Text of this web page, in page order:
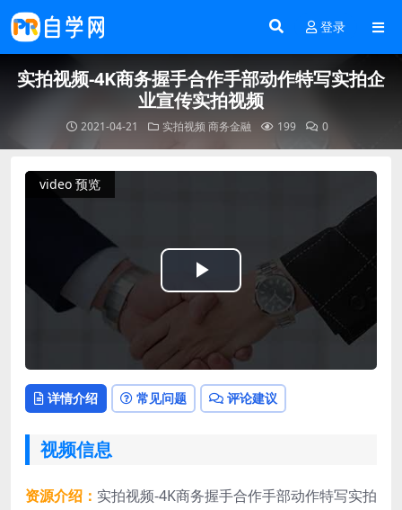
登录
实拍视频-4K商务握手合作手部动作特写实拍企
业宣传实拍视频
2021-04-21 实拍视频 商务金融 199 0
video 预览
Play
Video
详情介绍 常见问题 评论建议
视频信息
资源介绍： 实拍视频-4K商务握手合作手部动作特写实拍